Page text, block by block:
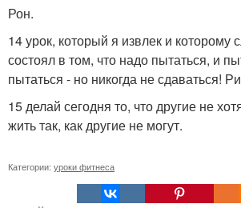
Рон.
14 урок, который я извлек и которому
состоял в том, что надо пытаться, и
пытаться - но никогда не сдаваться!
15 делай сегодня то, что другие не
жить так, как другие не могут.
Категории: уроки фитнеса